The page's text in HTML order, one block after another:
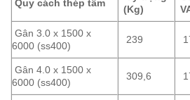
Quy cách thép tấm
(Kg)
Gân 3.0 x 1500 x
6000 (ss400)
239
Gân 4.0 x 1500 x
6000 (ss400)
309,6